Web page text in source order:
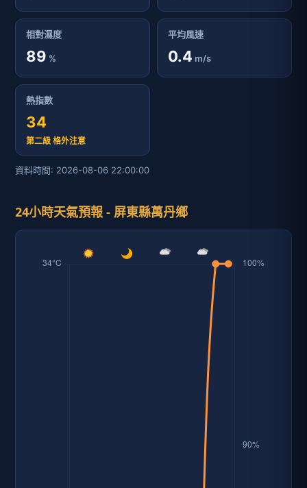
相對濕度
89 %
平均風速
0.4 m/s
熱指數
34
第二級 格外注意
資料時間: 2026-08-06 22:00:00
24小時天氣預報 - 屏東縣萬丹鄉